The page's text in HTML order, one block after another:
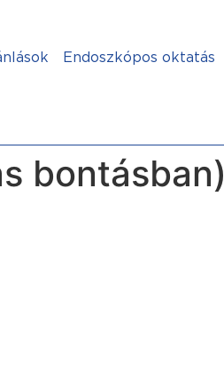
Endoszkópos oktatás
bontásban)